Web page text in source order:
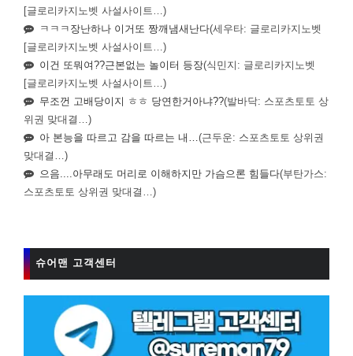
[글로리카지노벳 사설사이트…)
ㅋㅋㅋ장난하나 이거또 짱깨냄새난다(세우타: 글로리카지노벳
[글로리카지노벳 사설사이트…)
이건 또뭐여??근본없는 놀이터 등장(식민지: 글로리카지노벳
[글로리카지노벳 사설사이트…)
무조껀 고배당이지 ㅎㅎ 당연한거아냐??(발바닥: 스포츠토토 상
위권 맞대결…)
아 본능을 따르고 감을 따르는 내…(근두운: 스포츠토토 상위권
맞대결…)
으음....아무래도 머리로 이해하지만 가슴으론 힘들다(부탄가스:
스포츠토토 상위권 맞대결…)
슈어맨 고객센터